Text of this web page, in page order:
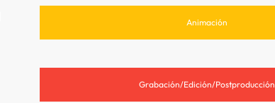
Animación
Grabación/Edición/Postproducción